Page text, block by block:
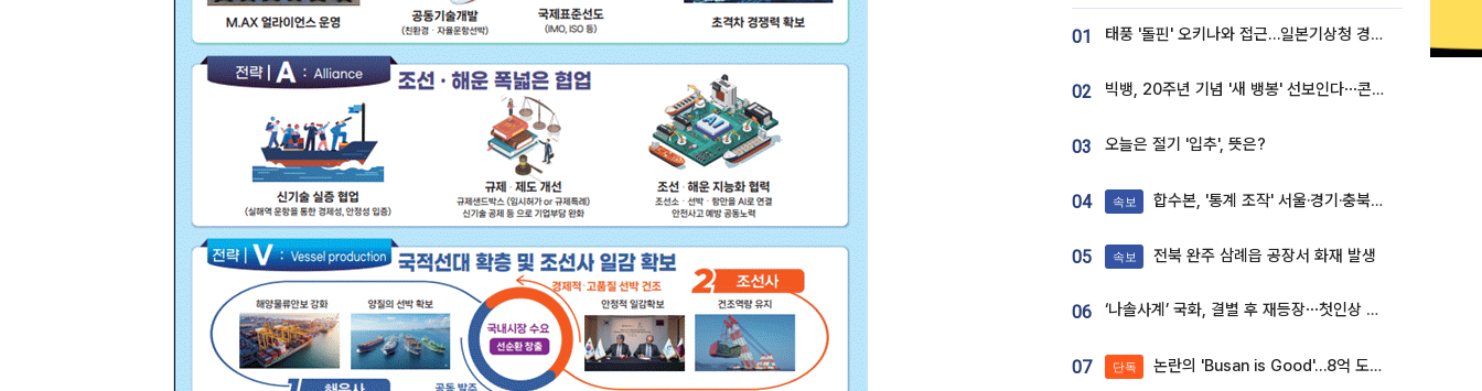
01 태풍 '돌핀' 오키나와 접근…일본기상청 경로 업데이트
02 빅뱅, 20주년 기념 '새 뱅봉' 선보인다⋯콘서트 앞두고 팝업 개최
03 오늘은 절기 '입추', 뜻은?
04 속보 합수본, '통계 조작' 서울·경기·충북 선관위 등 추가 압수수색
05 속보 전북 완주 삼례읍 공장서 화재 발생
06 ‘나솔사계’ 국화, 결별 후 재등장⋯첫인상 투표 휩쓸고 ‘인기녀’ 등극
07 단독 논란의 'Busan is Good'…8억 도시브랜드, 용산 대통령실 CI 업체가 수행